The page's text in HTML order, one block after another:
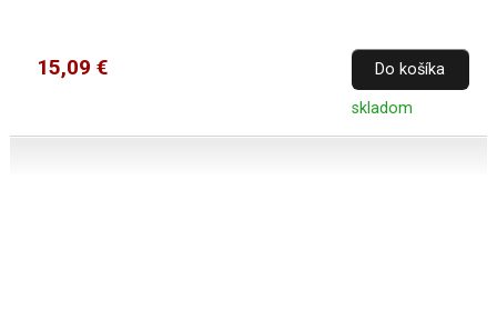
15,09 € Do košíka
skladom